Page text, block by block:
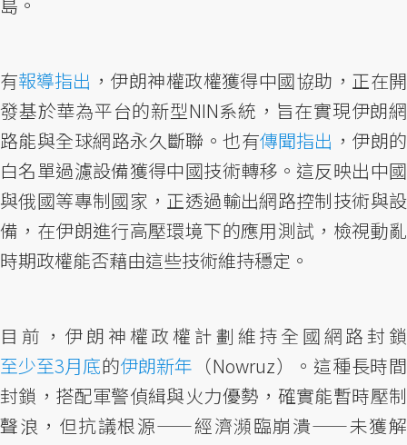
島。
有報導指出 ，伊朗神權政權獲得中國協助，正在開
發基於華為平台的新型NIN系統，旨在實現伊朗網
路能與全球網路永久斷聯。也有傳聞指出 ，伊朗的
白名單過濾設備獲得中國技術轉移。這反映出中國
與俄國等專制國家，正透過輸出網路控制技術與設
備，在伊朗進行高壓環境下的應用測試，檢視動亂
時期政權能否藉由這些技術維持穩定。
目前，伊朗神權政權計劃維持全國網路封鎖
至少至3月底的伊朗新年 （Nowruz）。這種長時間
封鎖，搭配軍警偵緝與火力優勢，確實能暫時壓制
聲浪，但抗議根源——經濟瀕臨崩潰——未獲解